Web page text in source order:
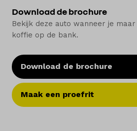
Download de brochure
Bekijk deze auto wanneer je
koffie op de bank.
Download de brochure
Maak een proefrit